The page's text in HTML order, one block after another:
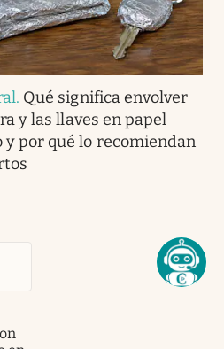
. Qué significa envolver
y las llaves en papel
y por qué lo recomiendan